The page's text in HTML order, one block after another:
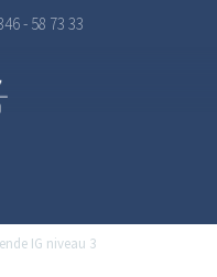
- 58 73 33
IG niveau 3